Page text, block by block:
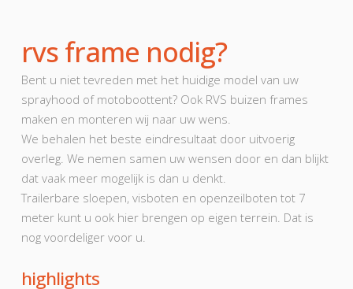
rvs frame nodig?
Bent u niet tevreden met het huidige model van uw
sprayhood of motoboottent? Ook RVS buizen frames
maken en monteren wij naar uw wens.
We behalen het beste eindresultaat door uitvoerig
overleg. We nemen samen uw wensen door en dan blijkt
dat vaak meer mogelijk is dan u denkt.
Trailerbare sloepen, visboten en openzeilboten tot 7
meter kunt u ook hier brengen op eigen terrein. Dat is
nog voordeliger voor u.
highlights